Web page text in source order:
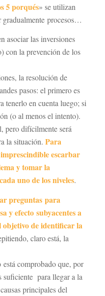
5 porqués» se utilizan
gradualmente procesos…
asociar las inversiones
con la prevención de los
la resolución de
pasos: el primero es
tenerlo en cuenta luego; si
(o al menos el intento).
pero difícilmente será
la situación. Para
escarbar
y tomar la
uno de los niveles.
preguntas para
y efecto subyacentes a
de identificar la
claro está, la
comprobado que, por
suficiente para llegar a la
principales del